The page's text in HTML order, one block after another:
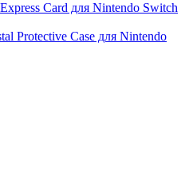
Card для Nintendo Switch
Protective Case для Nintendo